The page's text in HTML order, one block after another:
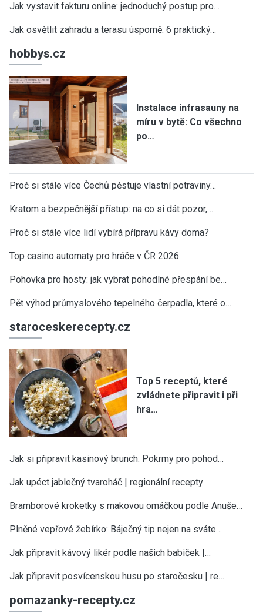
Jak vystavit fakturu online: jednoduchý postup pro…
Jak osvětlit zahradu a terasu úsporně: 6 praktický…
hobbys.cz
Instalace infrasauny na
míru v bytě: Co všechno
po…
Proč si stále více Čechů pěstuje vlastní potraviny…
Kratom a bezpečnější přístup: na co si dát pozor,…
Proč si stále více lidí vybírá přípravu kávy doma?
Top casino automaty pro hráče v ČR 2026
Pohovka pro hosty: jak vybrat pohodlné přespání be…
Pět výhod průmyslového tepelného čerpadla, které o…
staroceskerecepty.cz
Top 5 receptů, které
zvládnete připravit i při
hra…
Jak si připravit kasinový brunch: Pokrmy pro pohod…
Jak upéct jablečný tvaroháč | regionální recepty
Bramborové kroketky s makovou omáčkou podle Anuše…
Plněné vepřové žebírko: Báječný tip nejen na sváte…
Jak připravit kávový likér podle našich babiček |…
Jak připravit posvícenskou husu po staročesku | re…
pomazanky-recepty.cz